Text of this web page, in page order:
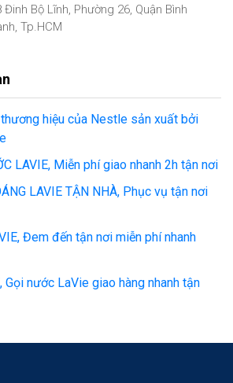
Đinh Bộ Lĩnh, Phường 26, Quận Bình
Tp.HCM
hiệu của Nestle sản xuất bởi
LAVIE, Miễn phí giao nhanh 2h tận nơi
LAVIE TẬN NHÀ, Phục vụ tận nơi
Đem đến tận nơi miễn phí nhanh
Gọi nước LaVie giao hàng nhanh tận